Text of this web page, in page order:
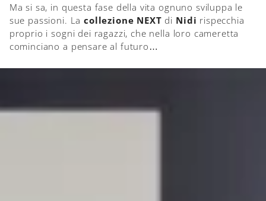
Ma si sa, in questa fase della vita ognuno sviluppa le
sue passioni. Lacollezione NEXT di Nidi rispecchia
proprio i sogni dei ragazzi, che nella loro cameretta
cominciano a pensare al futuro…